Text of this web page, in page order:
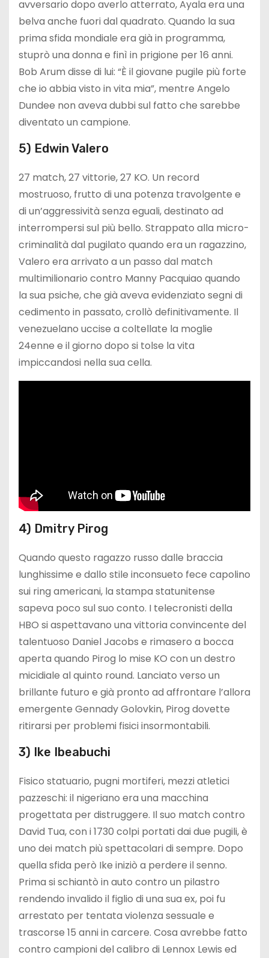
avversario dopo averlo atterrato, Ayala era una
belva anche fuori dal quadrato. Quando la sua
prima sfida mondiale era già in programma,
stuprò una donna e finì in prigione per 16 anni.
Bob Arum disse di lui: “È il giovane pugile più forte
che io abbia visto in vita mia”, mentre Angelo
Dundee non aveva dubbi sul fatto che sarebbe
diventato un campione.
5) Edwin Valero
27 match, 27 vittorie, 27 KO. Un record
mostruoso, frutto di una potenza travolgente e
di un’aggressività senza eguali, destinato ad
interrompersi sul più bello. Strappato alla micro-
criminalità dal pugilato quando era un ragazzino,
Valero era arrivato a un passo dal match
multimilionario contro Manny Pacquiao quando
la sua psiche, che già aveva evidenziato segni di
cedimento in passato, crollò definitivamente. Il
venezuelano uccise a coltellate la moglie
24enne e il giorno dopo si tolse la vita
impiccandosi nella sua cella.
4) Dmitry Pirog
Quando questo ragazzo russo dalle braccia
lunghissime e dallo stile inconsueto fece capolino
sui ring americani, la stampa statunitense
sapeva poco sul suo conto. I telecronisti della
HBO si aspettavano una vittoria convincente del
talentuoso Daniel Jacobs e rimasero a bocca
aperta quando Pirog lo mise KO con un destro
micidiale al quinto round. Lanciato verso un
brillante futuro e già pronto ad affrontare l’allora
emergente Gennady Golovkin, Pirog dovette
ritirarsi per problemi fisici insormontabili.
3) Ike Ibeabuchi
Fisico statuario, pugni mortiferi, mezzi atletici
pazzeschi: il nigeriano era una macchina
progettata per distruggere. Il suo match contro
David Tua, con i 1730 colpi portati dai due pugili, è
uno dei match più spettacolari di sempre. Dopo
quella sfida però Ike iniziò a perdere il senno.
Prima si schiantò in auto contro un pilastro
rendendo invalido il figlio di una sua ex, poi fu
arrestato per tentata violenza sessuale e
trascorse 15 anni in carcere. Cosa avrebbe fatto
contro campioni del calibro di Lennox Lewis ed